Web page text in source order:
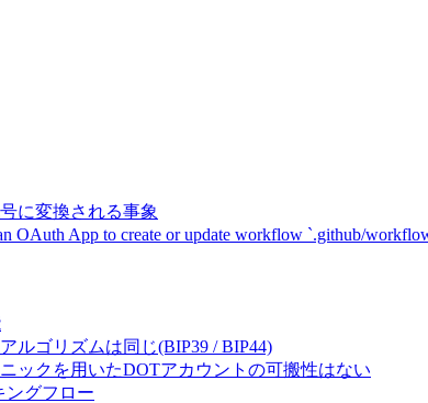
に変換される事象
OAuth App to create or update workflow `.github/
ルゴリズムは同じ(BIP39 / BIP44)
ニックを用いたDOTアカウントの可搬性はない
ングフロー